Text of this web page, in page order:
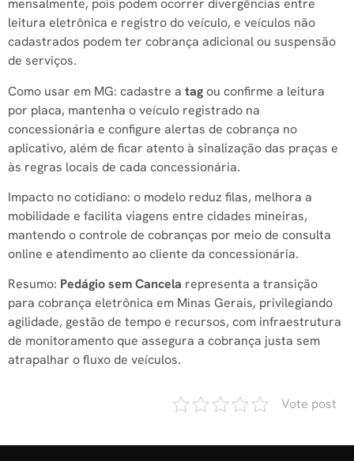
mensalmente, pois podem ocorrer divergências entre
leitura eletrônica e registro do veículo, e veículos não
cadastrados podem ter cobrança adicional ou suspensão
de serviços.
Como usar em MG: cadastre a tagou confirme a leitura
por placa, mantenha o veículo registrado na
concessionária e configure alertas de cobrança no
aplicativo, além de ficar atento à sinalização das praças e
às regras locais de cada concessionária.
Impacto no cotidiano: o modelo reduz filas, melhora a
mobilidade e facilita viagens entre cidades mineiras,
mantendo o controle de cobranças por meio de consulta
online e atendimento ao cliente da concessionária.
Resumo: Pedágio sem Cancela representa a transição
para cobrança eletrônica em Minas Gerais, privilegiando
agilidade, gestão de tempo e recursos, com infraestrutura
de monitoramento que assegura a cobrança justa sem
atrapalhar o fluxo de veículos.
Vote post